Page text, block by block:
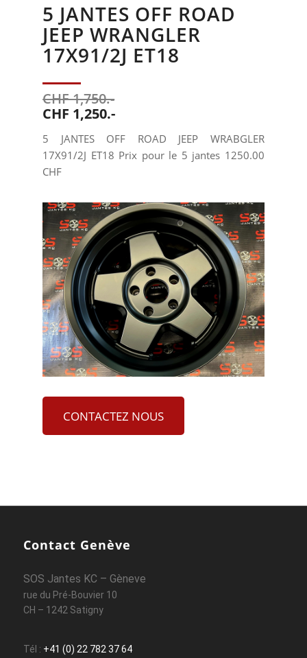
5 JANTES OFF ROAD
JEEP WRANGLER
17X91/2J ET18
CHF 1,750.-
CHF 1,250.-
5 JANTES OFF ROAD JEEP WRABGLER
17X91/2J ET18 Prix pour le 5 jantes 1250.00
CHF
CONTACTEZ NOUS
Contact Genève
SOS Jantes KC – Gèneve
rue du Pré-Bouvier 10
CH – 1242 Satigny
Tél : +41 (0) 22 782 37 64